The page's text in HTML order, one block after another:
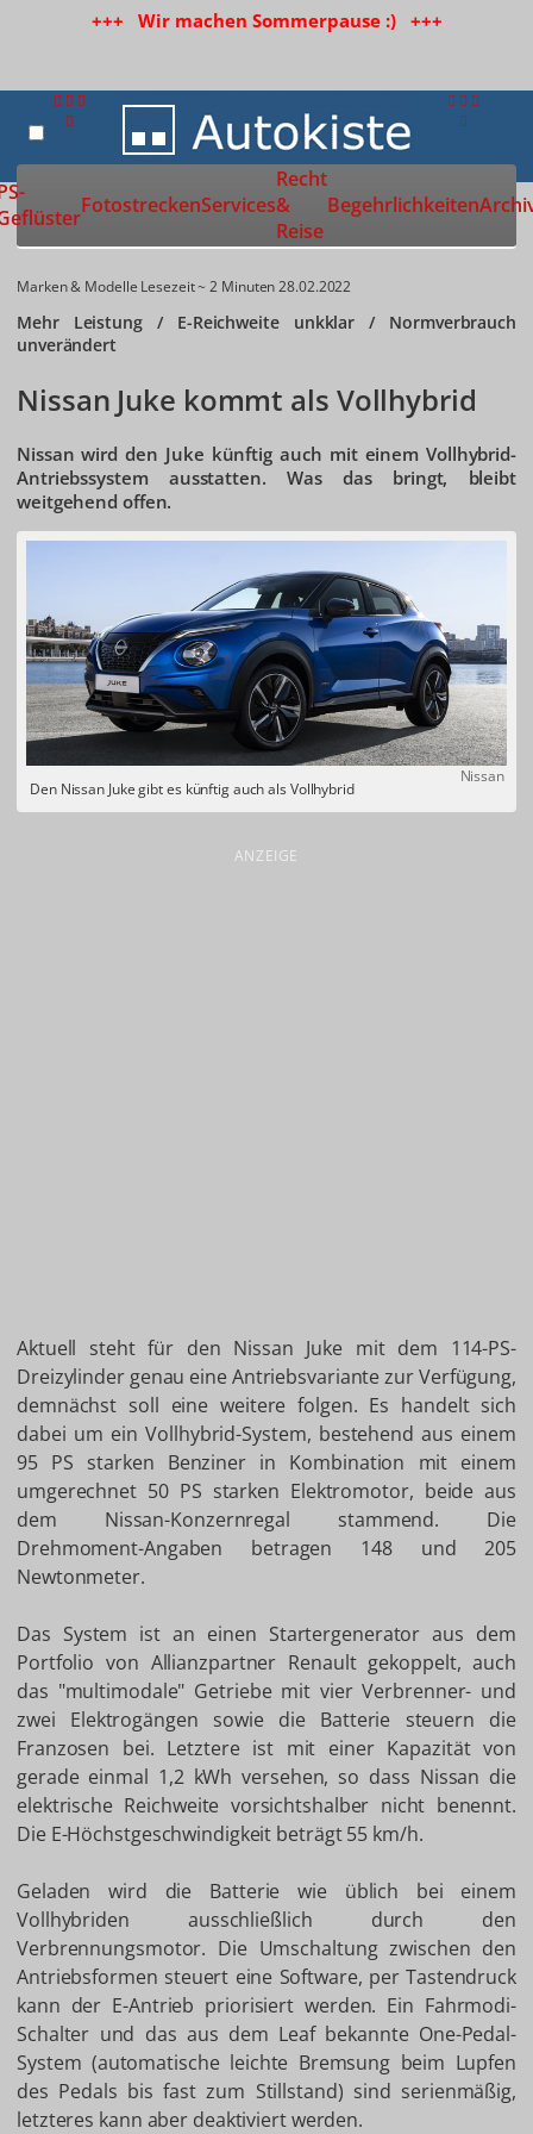
+++ Wir machen Sommerpause :) +++
Zur Startseite
FotostreckenServices
Recht
&
Reise
Begehrlichkeiten
Marken & Modelle Lesezeit ~ 2 Minuten28.02.2022
Mehr Leistung / E-Reichweite unkklar / Normverbrauch
unverändert
Nissan Juke kommt als Vollhybrid
Nissan wird den Juke künftig auch mit einem Vollhybrid-
Antriebssystem ausstatten. Was das bringt, bleibt
weitgehend offen.
Nissan
Den Nissan Juke gibt es künftig auch als Vollhybrid
ANZEIGE
Aktuell steht für den Nissan Juke mit dem 114-PS-
Dreizylinder genau eine Antriebsvariante zur Verfügung,
demnächst soll eine weitere folgen. Es handelt sich
dabei um ein Vollhybrid-System, bestehend aus einem
95 PS starken Benziner in Kombination mit einem
umgerechnet 50 PS starken Elektromotor, beide aus
dem Nissan-Konzernregal stammend. Die
Drehmoment-Angaben betragen 148 und 205
Newtonmeter.
Das System ist an einen Startergenerator aus dem
Portfolio von Allianzpartner Renault gekoppelt, auch
das "multimodale" Getriebe mit vier Verbrenner- und
zwei Elektrogängen sowie die Batterie steuern die
Franzosen bei. Letztere ist mit einer Kapazität von
gerade einmal 1,2 kWh versehen, so dass Nissan die
elektrische Reichweite vorsichtshalber nicht benennt.
Die E-Höchstgeschwindigkeit beträgt 55 km/h.
Geladen wird die Batterie wie üblich bei einem
Vollhybriden ausschließlich durch den
Verbrennungsmotor. Die Umschaltung zwischen den
Antriebsformen steuert eine Software, per Tastendruck
kann der E-Antrieb priorisiert werden. Ein Fahrmodi-
Schalter und das aus dem Leaf bekannte One-Pedal-
System (automatische leichte Bremsung beim Lupfen
des Pedals bis fast zum Stillstand) sind serienmäßig,
letzteres kann aber deaktiviert werden.